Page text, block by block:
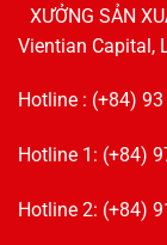
XƯỞNG SẢN
Vientian Capital,
Hotline : (+84)
Hotline 1: (+84)
Hotline 2: (+84)